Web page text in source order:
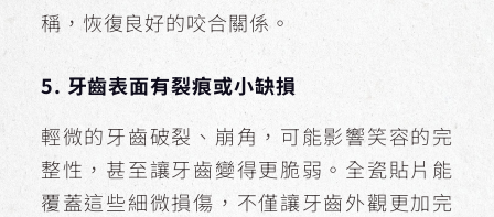
稱，恢復良好的咬合關係。
5. 牙齒表面有裂痕或小缺損
輕微的牙齒破裂、崩角，可能影響笑容的完
整性，甚至讓牙齒變得更脆弱。全瓷貼片能
覆蓋這些細微損傷，不僅讓牙齒外觀更加完